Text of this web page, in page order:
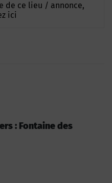
de ce lieu / annonce,
ici
: Fontaine des